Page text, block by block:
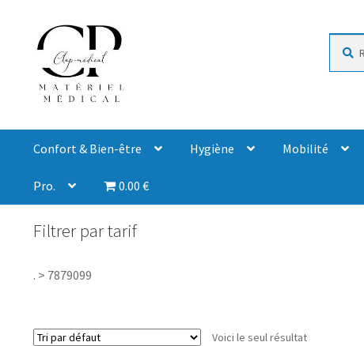
Confort & Bien-être Hygiène Mobilité
Pro. 0.00 €
Filtrer par tarif
. > 7879099
Voici le seul résultat